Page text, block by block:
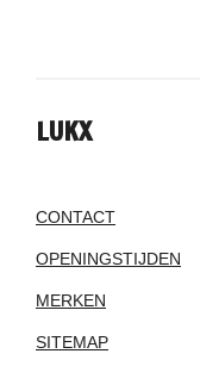
LUKX
CONTACT
OPENINGSTIJDEN
MERKEN
SITEMAP